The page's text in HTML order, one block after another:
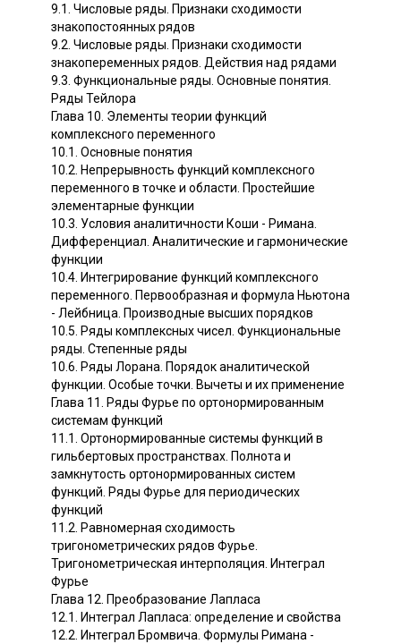
9.1. Числовые ряды. Признаки сходимости
знакопостоянных рядов
9.2. Числовые ряды. Признаки сходимости
знакопеременных рядов. Действия над рядами
9.3. Функциональные ряды. Основные понятия.
Ряды Тейлора
Глава 10. Элементы теории функций
комплексного переменного
10.1. Основные понятия
10.2. Непрерывность функций комплексного
переменного в точке и области. Простейшие
элементарные функции
10.3. Условия аналитичности Коши - Римана.
Дифференциал. Аналитические и гармонические
функции
10.4. Интегрирование функций комплексного
переменного. Первообразная и формула Ньютона
- Лейбница. Производные высших порядков
10.5. Ряды комплексных чисел. Функциональные
ряды. Степенные ряды
10.6. Ряды Лорана. Порядок аналитической
функции. Особые точки. Вычеты и их применение
Глава 11. Ряды Фурье по ортонормированным
системам функций
11.1. Ортонормированные системы функций в
гильбертовых пространствах. Полнота и
замкнутость ортонормированных систем
функций. Ряды Фурье для периодических
функций
11.2. Равномерная сходимость
тригонометрических рядов Фурье.
Тригонометрическая интерполяция. Интеграл
Фурье
Глава 12. Преобразование Лапласа
12.1. Интеграл Лапласа: определение и свойства
12.2. Интеграл Бромвича. Формулы Римана -